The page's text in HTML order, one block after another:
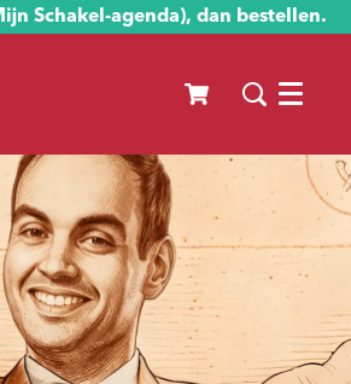
Schakel-agenda), dan bestellen.
Menu